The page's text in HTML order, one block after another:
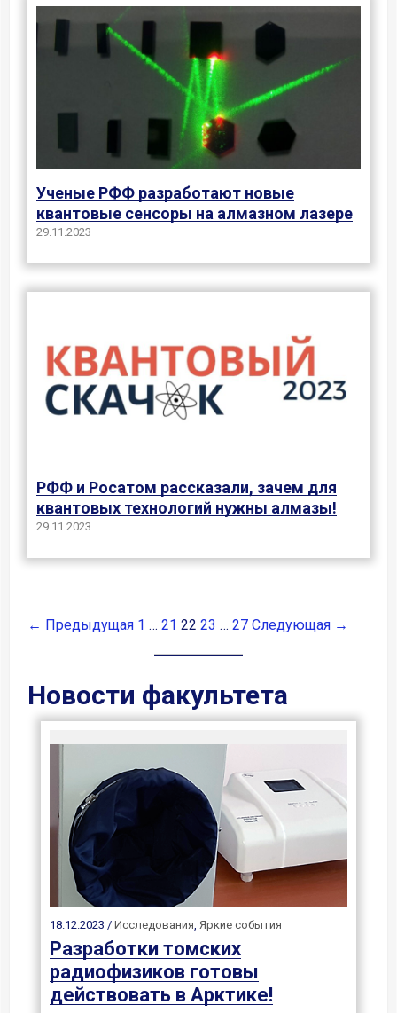
Ученые РФФ разработают новые
квантовые сенсоры на алмазном лазере
29.11.2023
РФФ и Росатом рассказали, зачем для
квантовых технологий нужны алмазы!
29.11.2023
← Предыдущая 1 … 21 22 23 … 27 Следующая →
Новости факультета
18.12.2023 / Исследования, Яркие события
Разработки томских
радиофизиков готовы
действовать в Арктике!